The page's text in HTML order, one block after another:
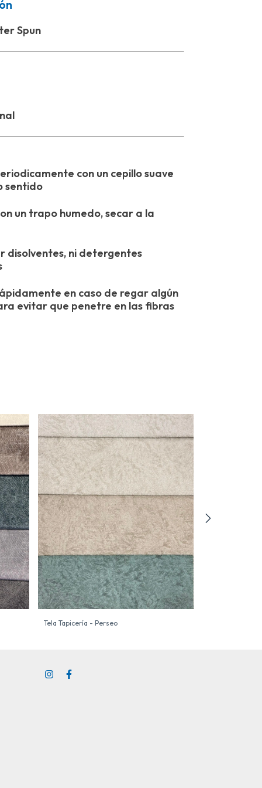
Spun
con un cepillo suave
sentido
un trapo humedo, secar a la
disolventes, ni detergentes
en caso de regar algún
evitar que penetre en las fibras
Tela Tapicería - Perseo